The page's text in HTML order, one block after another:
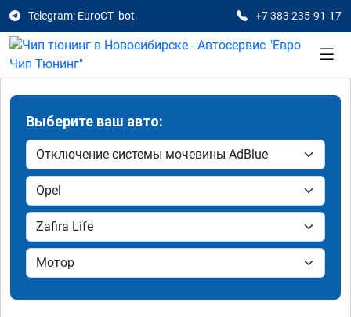
Telegram: EuroCT_bot +7 383 235-91-17
Выберите ваш авто: